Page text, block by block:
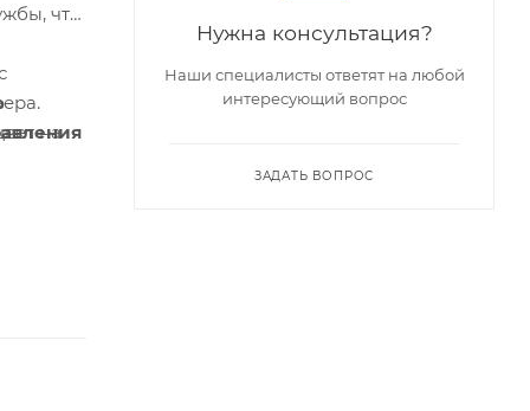
что
на
Нужна консультация?
Наши специалисты ответят на любой
интересующий вопрос
ЗАДАТЬ ВОПРОС